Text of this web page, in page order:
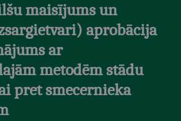
maisījums un
aprobācija
ar
metodēm stādu
pret smecernieka